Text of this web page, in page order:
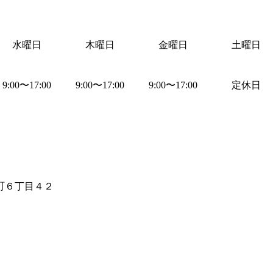
水曜日 木曜日 金曜日 土曜日
9:00〜17:00 9:00〜17:00 9:00〜17:00 定休日
６丁目４２